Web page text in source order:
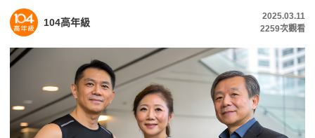
104高年級
2025.03.11
2259次觀看